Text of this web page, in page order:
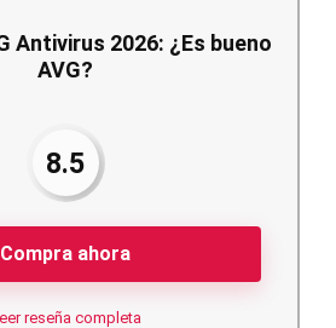
Antivirus 2026: ¿Es bueno
AVG?
8.5
Compra ahora
reseña completa